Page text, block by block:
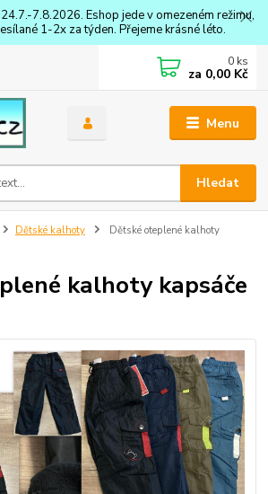
7.8.2026. Eshop jede v omezeném režimu,
1-2x za týden. Přejeme krásné léto.
Menu
Hledat
0 ks
za 0,00 Kč
Dětské kalhoty
Dětské oteplené kalhoty
kalhoty kapsáče